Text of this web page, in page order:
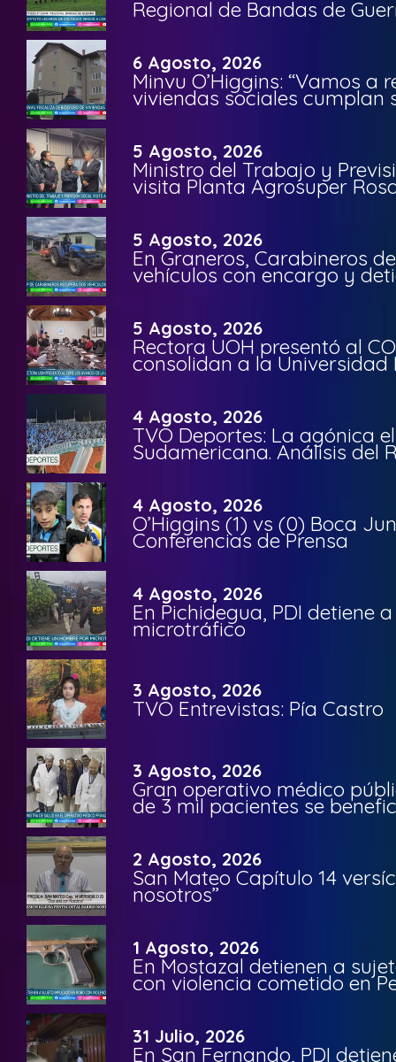
Regional de Bandas de
6 Agosto, 2026
Minvu O’Higgins: “Vamos a
viviendas sociales cumplan
5 Agosto, 2026
Ministro del Trabajo y
visita Planta Agrosuper
5 Agosto, 2026
En Graneros, Carabineros
vehículos con encargo y
5 Agosto, 2026
Rectora UOH presentó al
consolidan a la Universidad
4 Agosto, 2026
TVO Deportes: La agónica
Sudamericana. Análisis del
4 Agosto, 2026
O’Higgins (1) vs (0) Boca
Conferencias de Prensa
4 Agosto, 2026
En Pichidegua, PDI detiene
microtráfico
3 Agosto, 2026
TVO Entrevistas: Pía Castro
3 Agosto, 2026
Gran operativo médico
de 3 mil pacientes se
2 Agosto, 2026
San Mateo Capítulo 14
nosotros”
1 Agosto, 2026
En Mostazal detienen a
con violencia cometido en
31 Julio, 2026
En San Fernando, PDI